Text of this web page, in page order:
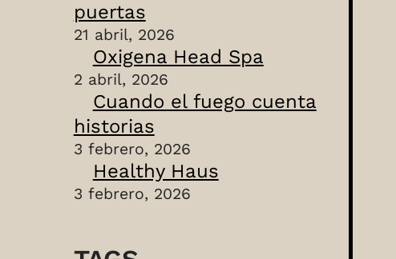
puertas
21 abril, 2026
Oxigena Head Spa
2 abril, 2026
Cuando el fuego cuenta
historias
3 febrero, 2026
Healthy Haus
3 febrero, 2026